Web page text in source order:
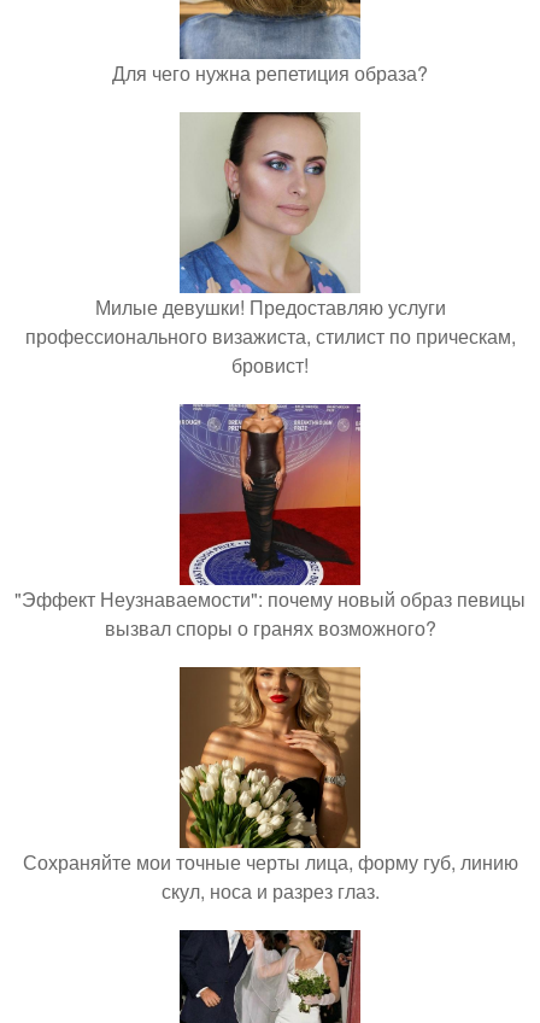
Для чего нужна репетиция образа?
Милые девушки! Предоставляю услуги
профессионального визажиста, стилист по прическам,
бровист!
"Эффект Неузнаваемости": почему новый образ певицы
вызвал споры о гранях возможного?
Сохраняйте мои точные черты лица, форму губ, линию
скул, носа и разрез глаз.